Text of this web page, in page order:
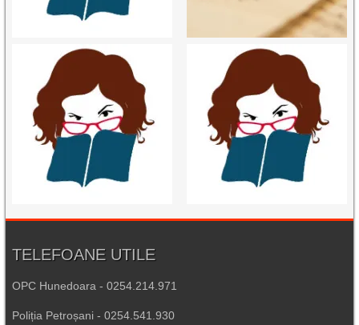
TELEFOANE UTILE
OPC Hunedoara - 0254.214.971
Poliția Petroșani - 0254.541.930